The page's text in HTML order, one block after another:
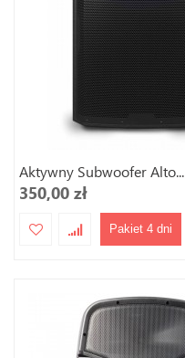
Aktywny Subwoofer Alto...
350,00 zł
Pakiet 4 dni